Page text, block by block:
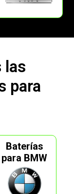
las
para
Baterías
para BMW